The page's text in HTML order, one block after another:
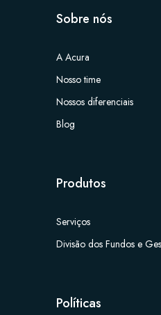
Sobre nós
A Acura
Nosso time
Nossos diferenciais
Blog
Produtos
Serviços
Divisão dos Fundos e
Políticas